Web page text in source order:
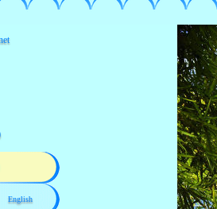
English